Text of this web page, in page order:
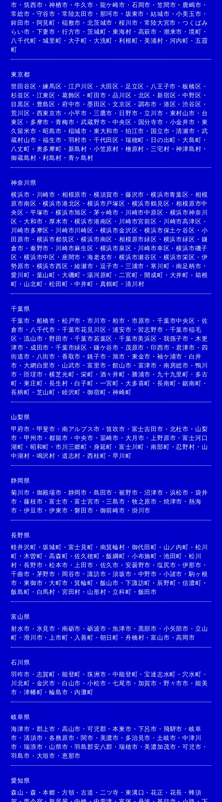
市 ・筑西市 ・神栖市 ・牛久市 ・ 龍ケ崎市 ・ 石岡市 ・ 笠間市 ・ 鹿嶋市 ・
常総市 ・ 守谷市 ・ 常陸太田市 ・ 那珂市 ・ 坂東市 ・結城市 ・小美玉市 ・
鉾田市 ・ 阿見町 ・ 稲敷市 ・北茨城市 ・桜川市 ・常陸大宮市 ・つくばみ
らい市 ・ 下妻市 ・ 行方市 ・茨城町 ・東海村 ・ 高萩市 ・ 潮来市 ・ 境町 ・
八千代町 ・城里町 ・ 大子町 ・ 大洗町 ・利根町 ・美浦村 ・ 河内町 ・ 五霞
町
東京都
世田谷区 ・練馬区 ・ 江戸川区 ・ 大田区 ・ 足立区 ・ 八王子市 ・板橋区 ・
杉並区 ・ 江東区 ・ 葛飾区 ・町田市 ・品川区 ・ 北区 ・ 新宿区 ・中野区 ・
目黒区 ・ 豊島区 ・ 府中市 ・墨田区 ・文京区 ・ 調布市 ・ 港区 ・渋谷区 ・
荒川区 ・ 西東京市 ・ 小平市 ・ 三鷹市 ・ 日野市 ・立川市 ・ 東村山市 ・ 台
東区 ・ 多摩市 ・青梅市 ・武蔵野市 ・中央区 ・ 国分寺市 ・ 小金井市 ・ 東
久留米市 ・昭島市 ・ 稲城市 ・ 東大和市 ・ 狛江市 ・ 国立市 ・清瀬市 ・ 武
蔵村山市 ・福生市 ・ 羽村市 ・ 千代田区 ・ 瑞穂町 ・ 日の出町 ・大島町 ・
八丈町 ・ 奥多摩町 ・ 新島村 ・ 小笠原村 ・ 檜原村 ・ 三宅村 ・神津島村 ・
御蔵島村 ・利島村 ・ 青ヶ島村
神奈川県
横浜市 ・ 川崎市 ・ 相模原市 ・ 横須賀市 ・ 藤沢市 ・横浜市青葉区 ・ 相模
原市南区 ・横浜市港北区 ・横浜市戸塚区 ・ 横浜市鶴見区 ・相模原市中
央区 ・ 平塚市 ・横浜市旭区 ・ 茅ヶ崎市 ・ 川崎市中原区 ・ 横浜市神奈川
区 ・大和市 ・ 厚木市 ・横浜市港南区 ・ 川崎市宮前区 ・ 川崎市高津区 ・
川崎市多摩区 ・ 川崎市川崎区 ・ 横浜市金沢区 ・横浜市保土ケ谷区 ・ 小
田原市 ・ 横浜市都筑区 ・横浜市南区 ・相模原市緑区 ・ 横浜市緑区 ・ 鎌
倉市 ・ 秦野市 ・ 川崎市麻生区 ・ 横浜市泉区 ・ 川崎市幸区 ・横浜市磯子
区 ・横浜市中区 ・ 座間市 ・海老名市 ・横浜市瀬谷区 ・ 横浜市栄区 ・ 伊
勢原市 ・ 横浜市西区 ・綾瀬市 ・ 逗子市 ・ 三浦市 ・寒川町 ・南足柄市 ・
愛川町 ・ 葉山町 ・ 大磯町 ・湯河原町 ・ 二宮町 ・開成町 ・ 大井町 ・ 箱根
町 ・ 山北町 ・松田町 ・中井町 ・ 真鶴町 ・ 清川村
千葉県
千葉市 ・ 船橋市 ・ 松戸市 ・市川市 ・柏市 ・ 市原市 ・ 千葉市中央区 ・ 佐
倉市 ・ 八千代市 ・ 千葉市花見川区 ・浦安市 ・習志野市 ・ 千葉市稲毛
区 ・流山市 ・野田市 ・千葉市若葉区 ・千葉市美浜区 ・ 我孫子市 ・ 木更
津市 ・ 成田市 ・千葉市緑区 ・ 鎌ケ谷市 ・ 茂原市 ・印西市 ・君津市 ・ 四
街道市 ・ 八街市 ・ 香取市 ・銚子市 ・旭市 ・ 東金市 ・ 袖ケ浦市 ・ 白井
市 ・大網白里市 ・ 山武市 ・富里市 ・館山市 ・ 富津市 ・ 南房総市 ・ 鴨川
市 ・匝瑳市 ・横芝光町 ・栄町 ・ 酒々井町 ・ 勝浦市 ・ 九十九里町 ・ 多古
町 ・東庄町 ・長生村 ・ 白子町 ・ 一宮町 ・ 大多喜町 ・ 長南町 ・鋸南町 ・
長柄町 ・ 芝山町 ・ 睦沢町 ・御宿町 ・神崎町
山梨県
甲府市 ・ 甲斐市 ・ 南アルプス市 ・笛吹市 ・ 富士吉田市 ・ 北杜市 ・ 山梨
市 ・甲州市 ・都留市 ・中央市 ・ 韮崎市 ・ 大月市 ・ 上野原市 ・富士河口
湖町 ・ 昭和町 ・市川三郷町 ・ 身延町 ・富士川町 ・南部町 ・忍野村 ・ 山
中湖村 ・ 鳴沢村 ・ 道志村 ・西桂町 ・早川町
静岡県
菊川市 ・ 御殿場市 ・ 静岡市 ・ 島田市 ・裾野市 ・沼津市 ・ 浜松市 ・ 袋井
市 ・藤枝市 ・富士市 ・富士宮市 ・ 三島市 ・ 牧之原市 ・ 焼津市 ・ 熱海
市 ・伊豆市 ・伊東市 ・磐田市 ・ 御前崎市 ・ 掛川市
長野県
軽井沢町 ・坂城町 ・ 富士見町 ・ 南箕輪村 ・ 御代田町 ・ 山ノ内町 ・ 松川
町 ・ 木曽町 ・高森町 ・佐久穂町 ・飯綱町 ・ 小布施町 ・ 池田町 ・ 松川
村 ・長野市 ・松本市 ・ 上田市 ・ 佐久市 ・ 安曇野市 ・ 塩尻市 ・伊那市 ・
千曲市 ・ 茅野市 ・ 岡谷市 ・諏訪市 ・須坂市 ・ 中野市 ・ 小諸市 ・ 駒ヶ根
市 ・東御市 ・大町市 ・箕輪町 ・ 飯山市 ・ 下諏訪町 ・ 辰野町 ・信濃町 ・
飯島町 ・ 白馬村 ・ 宮田村 ・ 山形村 ・立科町 ・ 飯田市
富山県
射水市 ・ 氷見市 ・ 南砺市 ・砺波市 ・魚津市 ・ 黒部市 ・ 小矢部市 ・ 立山
町 ・滑川市 ・ 上市町 ・ 入善町 ・ 朝日町 ・ 舟橋村 ・富山市 ・高岡市
石川県
羽咋市 ・ 志賀町 ・ 能登町 ・珠洲市 ・中能登町 ・宝達志水町 ・ 穴水町 ・
川北町 ・ 金沢市 ・ 白山市 ・小松市 ・七尾市 ・ 加賀市 ・ 野々市市 ・ 能美
市 ・津幡町 ・輪島市 ・ 内灘町
岐阜県
海津市 ・ 郡上市 ・ 高山市 ・可児郡 ・本巣市 ・ 下呂市 ・ 飛騨市 ・ 岐阜
市 ・清須市 ・各務原市 ・関市 ・ 美濃市 ・ 多治見市 ・ 土岐市 ・中津川
市 ・瑞浪市 ・ 山県市 ・羽島郡安八郡 ・瑞穂市 ・美濃加茂市 ・可児市 ・
羽島市 ・ 大垣市 ・ 恵那市
愛知県
森山 ・ 森 ・本郷 ・ 方領 ・古道 ・ 二ツ寺 ・ 東溝口 ・花正 ・ 花長 ・ 蜂須